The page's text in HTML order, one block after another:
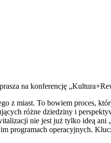
na konferencję
z miast. To bowiem proces,
różne dziedziny i
nie jest już tylko ideą
programach operacyjnych.